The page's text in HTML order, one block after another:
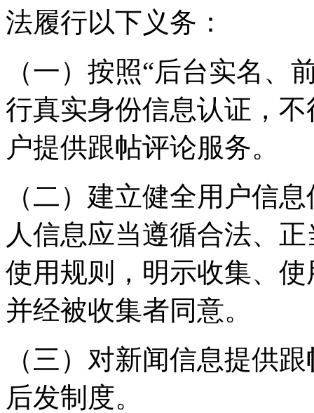
法履行以下义务：
（一）按照“后台实名、
行真实身份信息认证，
户提供跟帖评论服务。
（二）建立健全用户信
人信息应当遵循合法、
使用规则，明示收集、
并经被收集者同意。
（三）对新闻信息提供
后发制度。